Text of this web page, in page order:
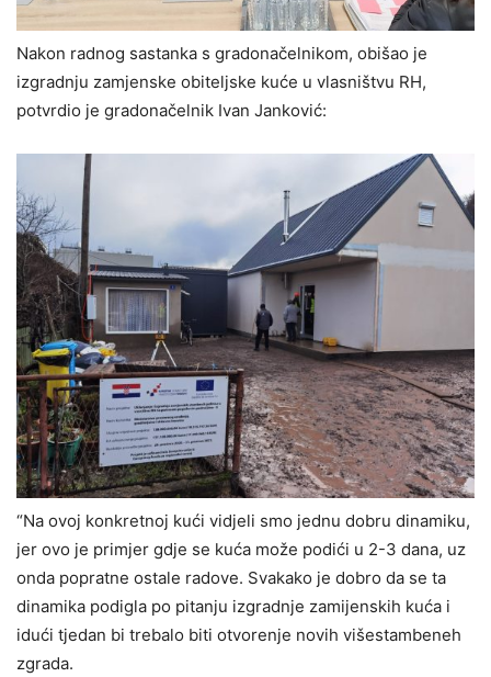
Nakon radnog sastanka s gradonačelnikom, obišao je
izgradnju zamjenske obiteljske kuće u vlasništvu RH,
potvrdio je gradonačelnik Ivan Janković:
“Na ovoj konkretnoj kući vidjeli smo jednu dobru dinamiku,
jer ovo je primjer gdje se kuća može podići u 2-3 dana, uz
onda popratne ostale radove. Svakako je dobro da se ta
dinamika podigla po pitanju izgradnje zamijenskih kuća i
idući tjedan bi trebalo biti otvorenje novih višestambeneh
zgrada.